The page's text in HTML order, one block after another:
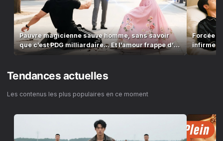
Pauvre magicienne sauve homme, sans savoir
que c’est PDG milliardaire… Et l’amour frappe d’un
coup !
Forcée
Tendances actuelles
Les contenus les plus populaires en ce moment